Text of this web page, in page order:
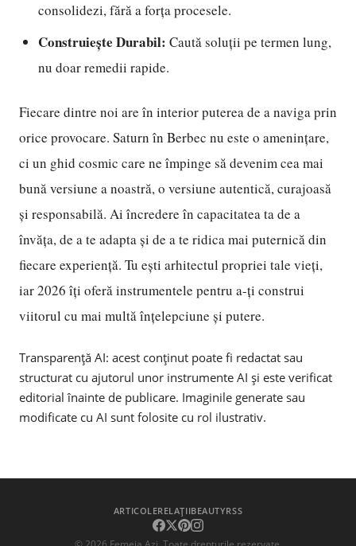
consolidezi, fără a forța procesele.
Construiește Durabil: Caută soluții pe termen lung,
nu doar remedii rapide.
Fiecare dintre noi are în interior puterea de a naviga prin
orice provocare. Saturn în Berbec nu este o amenințare,
ci un ghid cosmic care ne împinge să devenim cea mai
bună versiune a noastră, o versiune autentică, curajoasă
și responsabilă. Ai încredere în capacitatea ta de a
învăța, de a te adapta și de a te ridica mai puternică din
fiecare experiență. Tu ești arhitectul propriei tale vieți,
iar 2026 îți oferă instrumentele pentru a-ți construi
viitorul cu mai multă înțelepciune și putere.
Transparență AI: acest conținut poate fi redactat sau
structurat cu ajutorul unor instrumente AI și este verificat
editorial înainte de publicare. Imaginile generate sau
modificate cu AI sunt folosite cu rol ilustrativ.
ARTICOLERELAȚIIBEAUTYRSS